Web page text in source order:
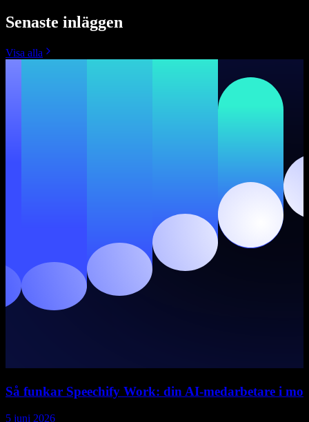
Senaste inläggen
Visa alla
Så funkar Speechify Work: din AI-medarbetare i
5 juni 2026